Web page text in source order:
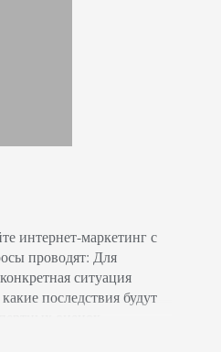
интернет-маркетинг с
проводят: Для
ситуация
последствия будут
оценок.
нибудь